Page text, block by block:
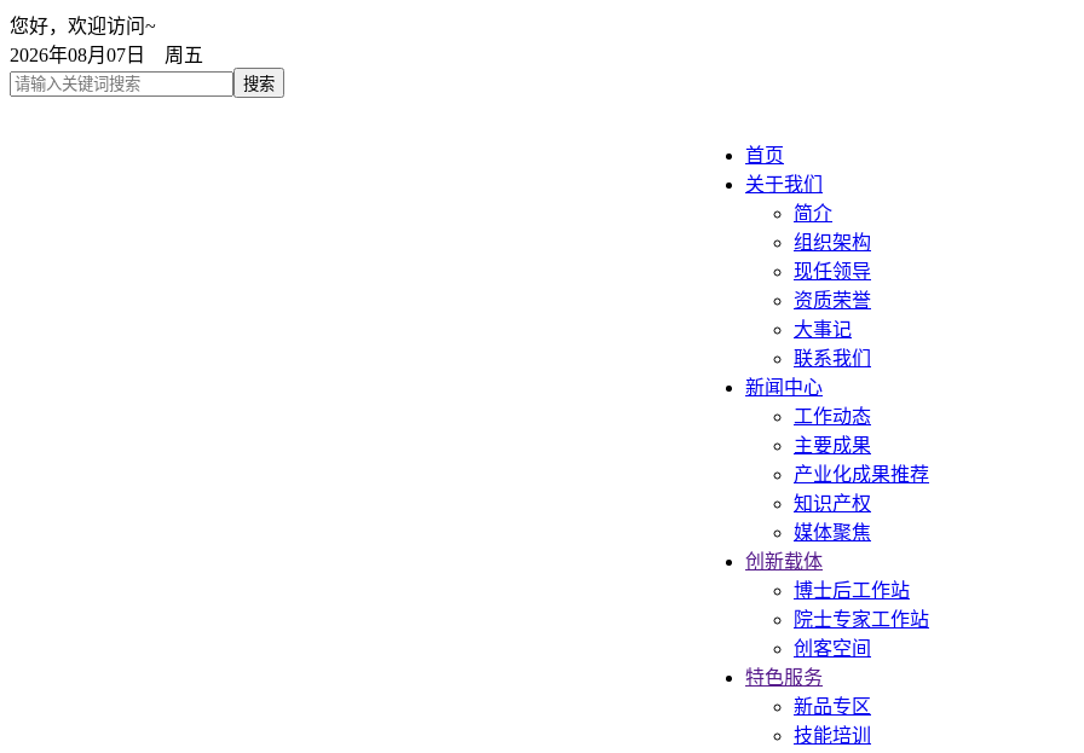
您好，欢迎访问~
2026年08月07日 周五
首页
关于我们
简介
组织架构
现任领导
资质荣誉
大事记
联系我们
新闻中心
工作动态
主要成果
产业化成果推荐
知识产权
媒体聚焦
创新载体
博士后工作站
院士专家工作站
创客空间
特色服务
新品专区
技能培训